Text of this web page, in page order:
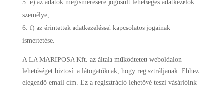
e) az adatok megismerésére jogosult lehetséges adatkezelők
személye,
f) az érintettek adatkezeléssel kapcsolatos jogainak
ismertetése.
A LA MARIPOSA Kft. az általa működtetett weboldalon
lehetőséget biztosít a látogatóknak, hogy regisztráljanak. Ehhez
elegendő email cím. Ez a regisztráció lehetővé teszi vásárlóink